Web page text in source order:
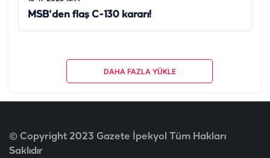
MSB'den flaş C-130 kararı!
DAHA FAZLA YÜKLE
© Copyright 2023 Gazete İpekyol Tüm Hakları
Saklıdır